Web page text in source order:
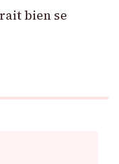
bien se